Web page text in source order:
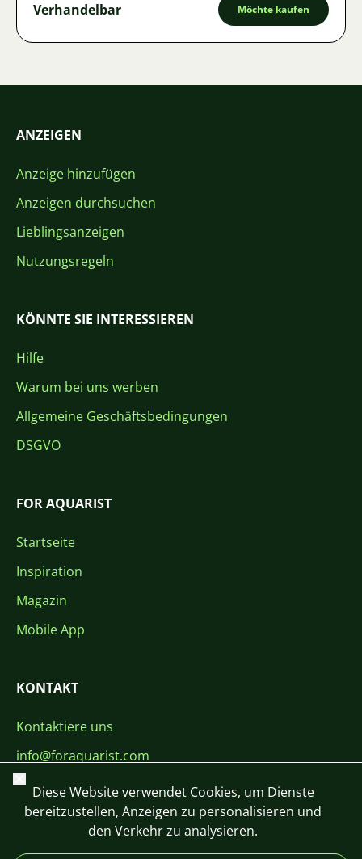
Verhandelbar Möchte kaufen
ANZEIGEN
Anzeige hinzufügen
Anzeigen durchsuchen
Lieblingsanzeigen
Nutzungsregeln
KÖNNTE SIE INTERESSIEREN
Hilfe
Warum bei uns werben
Allgemeine Geschäftsbedingungen
DSGVO
FOR AQUARIST
Startseite
Inspiration
Magazin
Mobile App
KONTAKT
Kontaktiere uns
info@foraquarist.com
+420 603 449 602
Schließen
Diese Website verwendet Cookies, um Dienste
bereitzustellen, Anzeigen zu personalisieren und
den Verkehr zu analysieren.